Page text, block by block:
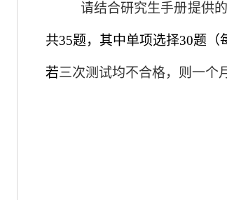
请结合研究生手册提供
共35题，其中单项选择30题（
若三次测试均不合格，则一个